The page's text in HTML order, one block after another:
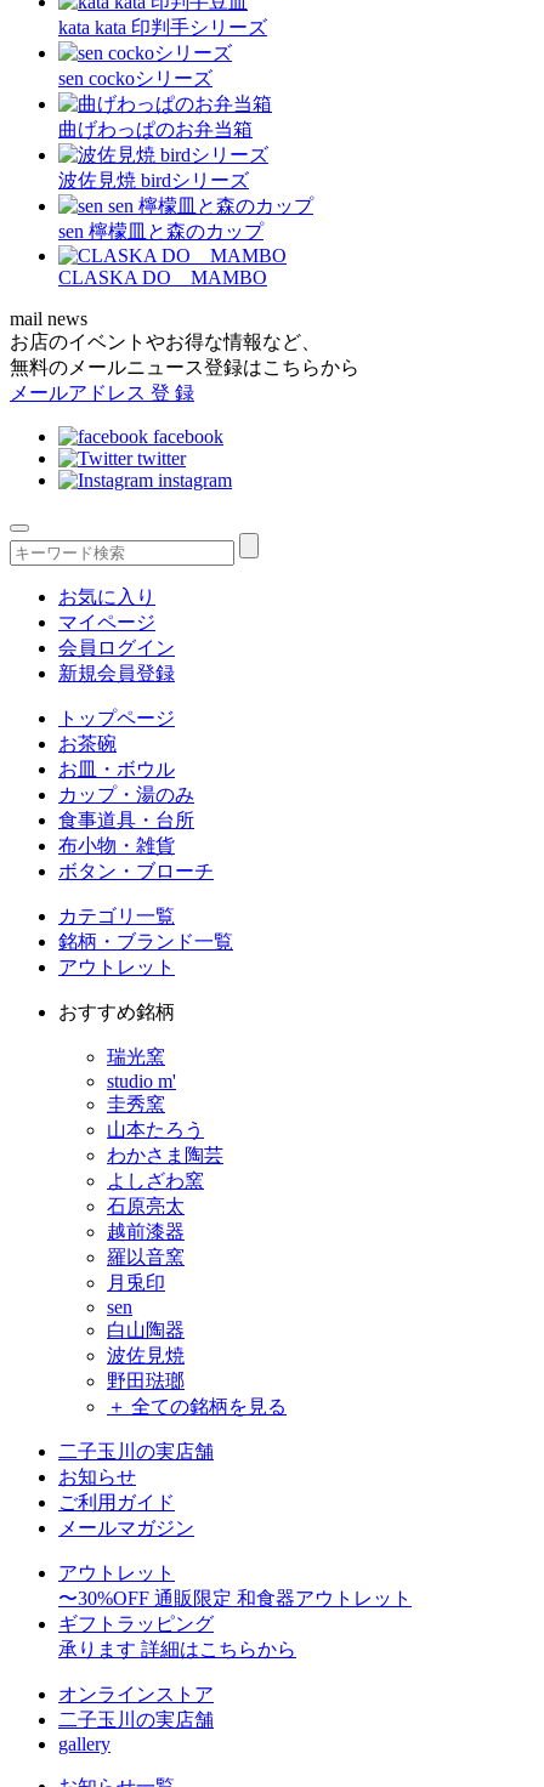
kata kata 印判手シリーズ
sen cockoシリーズ
曲げわっぱのお弁当箱
波佐見焼 birdシリーズ
sen 檸檬皿と森のカップ
CLASKA DO MAMBO
mail news
お店のイベントやお得な情報など、
無料のメールニュース登録はこちらから
メールアドレス 登 録
facebook
twitter
instagram
お気に入り
マイページ
会員ログイン
新規会員登録
トップページ
お茶碗
お皿・ボウル
カップ・湯のみ
食事道具・台所
布小物・雑貨
ボタン・ブローチ
カテゴリ一覧
銘柄・ブランド一覧
アウトレット
おすすめ銘柄
瑞光窯
studio m'
圭秀窯
山本たろう
わかさま陶芸
よしざわ窯
石原亮太
越前漆器
羅以音窯
月兎印
sen
白山陶器
波佐見焼
野田琺瑯
＋ 全ての銘柄を見る
二子玉川の実店舗
お知らせ
ご利用ガイド
メールマガジン
アウトレット
〜30%OFF 通販限定 和食器アウトレット
ギフトラッピング
承ります 詳細はこちらから
オンラインストア
二子玉川の実店舗
gallery